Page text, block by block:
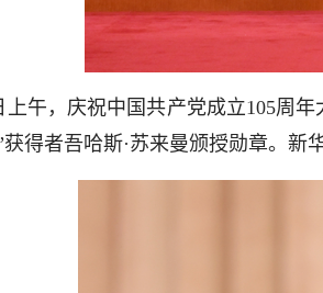
，庆祝中国共产党成立105周年
获得者吾哈斯·苏来曼颁授勋章。新